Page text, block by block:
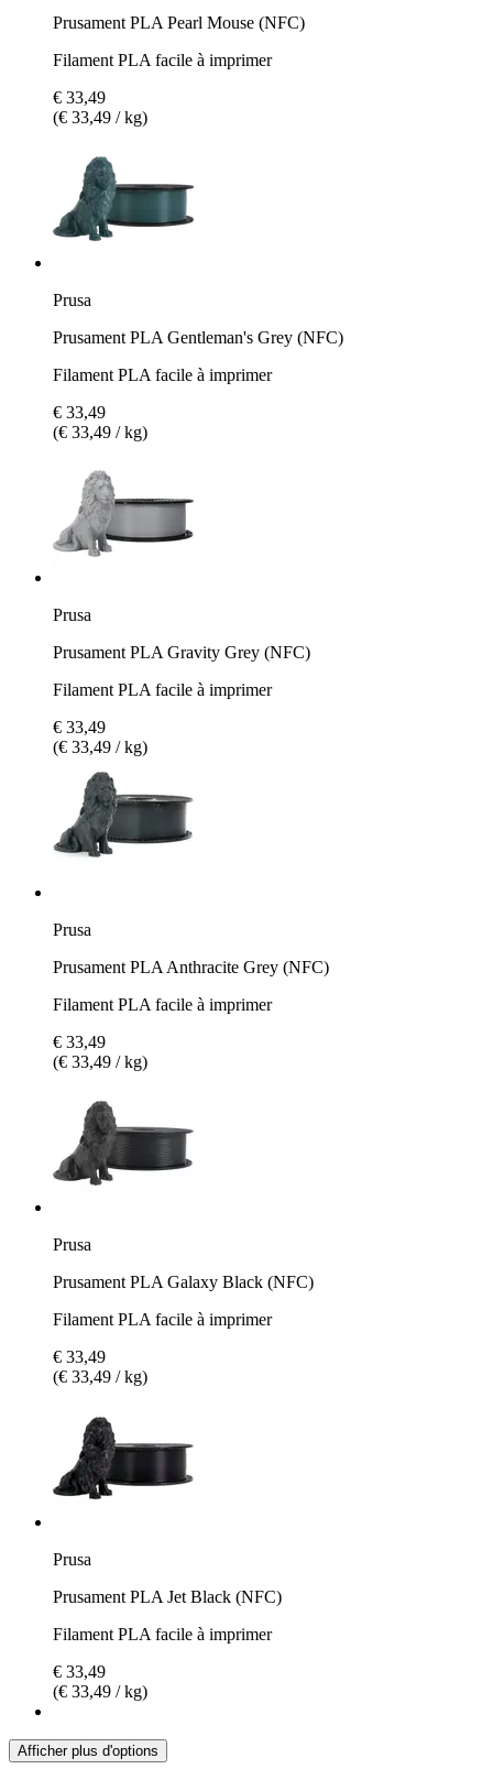
Prusament PLA Pearl Mouse (NFC)
Filament PLA facile à imprimer
€ 33,49
(€ 33,49 / kg)
Prusa
Prusament PLA Gentleman's Grey (NFC)
Filament PLA facile à imprimer
€ 33,49
(€ 33,49 / kg)
Prusa
Prusament PLA Gravity Grey (NFC)
Filament PLA facile à imprimer
€ 33,49
(€ 33,49 / kg)
Prusa
Prusament PLA Anthracite Grey (NFC)
Filament PLA facile à imprimer
€ 33,49
(€ 33,49 / kg)
Prusa
Prusament PLA Galaxy Black (NFC)
Filament PLA facile à imprimer
€ 33,49
(€ 33,49 / kg)
Prusa
Prusament PLA Jet Black (NFC)
Filament PLA facile à imprimer
€ 33,49
(€ 33,49 / kg)
Afficher plus d'options